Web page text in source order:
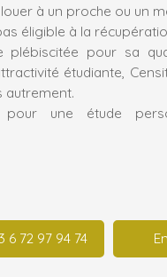
à un proche ou un
éligible à la
plébiscitée pour sa
étudiante,
autrement.
une étude
6 72 97 94 74